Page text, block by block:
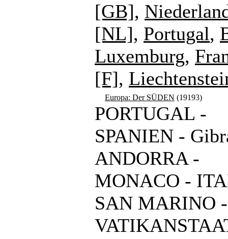
[GB],
[NL], Portugal,
Luxemburg,
[F],
Europa: Der SÜDEN (19193)
PORTUGAL -
SPANIEN -
ANDORRA -
MONACO -
SAN MARINO -